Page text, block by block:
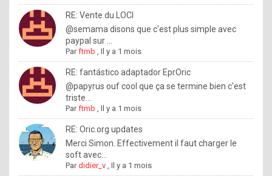
a
n
t
o
n
o
w
h
RE: Vente du LOCI
@semama disons que c'est plus simple avec
paypal sur ...
Parftmb ,Il y a 1 mois
RE: fantástico adaptador EprOric
@papyrus ouf cool que ça se termine bien c'est
triste...
Parftmb ,Il y a 1 mois
RE: Oric.org updates
Merci Simon. Effectivement il faut charger le
soft avec...
Pardidier_v ,Il y a 1 mois